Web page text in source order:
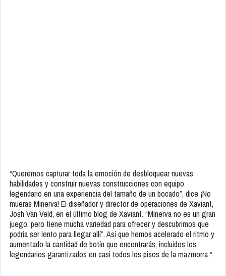
“Queremos capturar toda la emoción de desbloquear nuevas
habilidades y construir nuevas construcciones con equipo
legendario en una experiencia del tamaño de un bocado”, dice ¡No
mueras Minerva! El diseñador y director de operaciones de Xaviant,
Josh Van Veld, en el último blog de Xaviant. “Minerva no es un gran
juego, pero tiene mucha variedad para ofrecer y descubrimos que
podría ser lento para llegar allí”. Así que hemos acelerado el ritmo y
aumentado la cantidad de botín que encontrarás, incluidos los
legendarios garantizados en casi todos los pisos de la mazmorra “.